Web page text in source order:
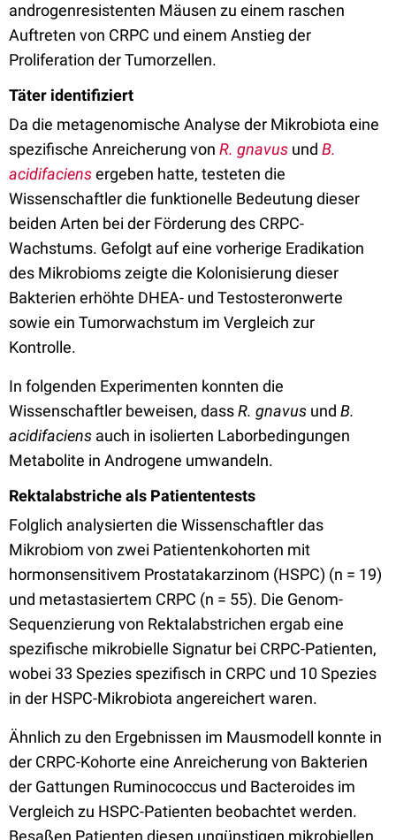
androgenresistenten Mäusen zu einem raschen
Auftreten von CRPC und einem Anstieg der
Proliferation der Tumorzellen.
Täter identifiziert
Da die metagenomische Analyse der Mikrobiota eine
spezifische Anreicherung von R. gnavus und B.
acidifaciensergeben hatte, testeten die
Wissenschaftler die funktionelle Bedeutung dieser
beiden Arten bei der Förderung des CRPC-
Wachstums. Gefolgt auf eine vorherige Eradikation
des Mikrobioms zeigte die Kolonisierung dieser
Bakterien erhöhte DHEA- und Testosteronwerte
sowie ein Tumorwachstum im Vergleich zur
Kontrolle.
In folgenden Experimenten konnten die
Wissenschaftler beweisen, dassR. gnavus und B.
acidifaciens auch in isolierten Laborbedingungen
Metabolite in Androgene umwandeln.
Rektalabstriche als Patiententests
Folglich analysierten die Wissenschaftler das
Mikrobiom von zwei Patientenkohorten mit
hormonsensitivem Prostatakarzinom (HSPC) (n = 19)
und metastasiertem CRPC (n = 55). Die Genom-
Sequenzierung von Rektalabstrichen ergab eine
spezifische mikrobielle Signatur bei CRPC-Patienten,
wobei 33 Spezies spezifisch in CRPC und 10 Spezies
in der HSPC-Mikrobiota angereichert waren.
Ähnlich zu den Ergebnissen im Mausmodell konnte in
der CRPC-Kohorte eine Anreicherung von Bakterien
der Gattungen Ruminococcus und Bacteroides im
Vergleich zu HSPC-Patienten beobachtet werden.
Besaßen Patienten diesen ungünstigen mikrobiellen